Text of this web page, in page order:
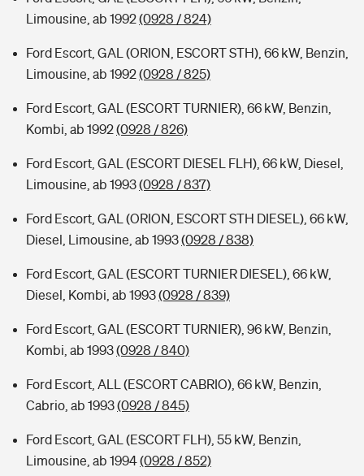
Limousine, ab 1992(0928 / 824)
Ford Escort, GAL (ORION, ESCORT STH), 66 kW, Benzin,
Limousine, ab 1992(0928 / 825)
Ford Escort, GAL (ESCORT TURNIER), 66 kW, Benzin,
Kombi, ab 1992(0928 / 826)
Ford Escort, GAL (ESCORT DIESEL FLH), 66 kW, Diesel,
Limousine, ab 1993(0928 / 837)
Ford Escort, GAL (ORION, ESCORT STH DIESEL), 66 kW,
Diesel, Limousine, ab 1993(0928 / 838)
Ford Escort, GAL (ESCORT TURNIER DIESEL), 66 kW,
Diesel, Kombi, ab 1993(0928 / 839)
Ford Escort, GAL (ESCORT TURNIER), 96 kW, Benzin,
Kombi, ab 1993(0928 / 840)
Ford Escort, ALL (ESCORT CABRIO), 66 kW, Benzin,
Cabrio, ab 1993(0928 / 845)
Ford Escort, GAL (ESCORT FLH), 55 kW, Benzin,
Limousine, ab 1994(0928 / 852)